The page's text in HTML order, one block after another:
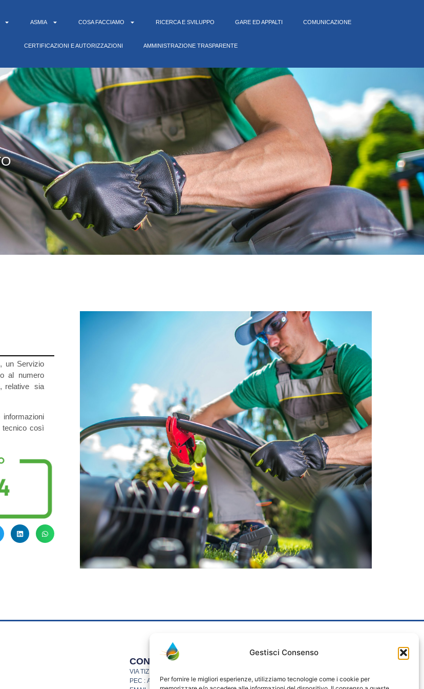
Gestisci Consenso
Per fornire le migliori esperienze, utilizziamo tecnologie come i cookie per
ASMIA COSA FACCIAMO RICERCA E SVILUPPO GARE ED APPALTI COMUNICAZIONE
CERTIFICAZIONI E AUTORIZZAZIONI AMMINISTRAZIONE TRASPARENTE
un Servizio
al numero
relative sia
informazioni
tecnico così
CONTATTI
VIA TIZIANO VECELLIO Nº 540 – 27036 MORTARA (PV)
PEC : ASMORTARA@PEC.ASMORTARA.EU